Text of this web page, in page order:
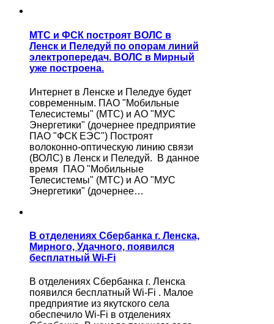
МТС и ФСК построят ВОЛС в
Ленск и Пеледуй по опорам линий
электропередач. ВОЛС в Мирный
уже построена.
Интернет в Ленске и Пеледуе будет
современным. ПАО "Мобильные
Телесистемы" (МТС) и АО "МУС
Энергетики" (дочернее предприятие
ПАО "ФСК ЕЭС") Построят
волоконно-оптическую линию связи
(ВОЛС) в Ленск и Пеледуй. В данное
время ПАО "Мобильные
Телесистемы" (МТС) и АО "МУС
Энергетики" (дочернее…
В отделениях Сбербанка г. Ленска,
Мирного, Удачного, появился
бесплатный Wi-Fi
В отделениях Сбербанка г. Ленска
появился бесплатный Wi-Fi . Малое
предприятие из якутского села
обеспечило Wi-Fi в отделениях